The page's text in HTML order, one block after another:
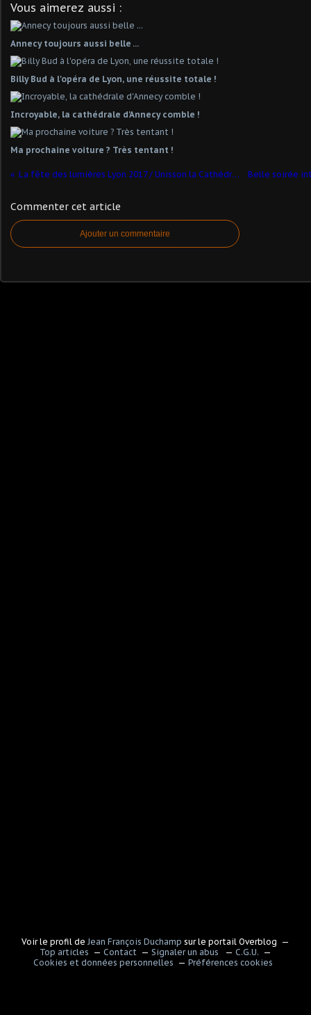
Vous aimerez aussi :
Annecy toujours aussi belle ...
Billy Bud à l'opéra de Lyon, une réussite totale !
Incroyable, la cathédrale d'Annecy comble !
Ma prochaine voiture ? Très tentant !
La fête des lumières Lyon 2017 / Unisson la Cathédrale Saint Jean
Commenter cet article
Ajouter un commentaire
Voir le profil de Jean François Duchamp sur le portail Overblog
Top articles
Contact Signaler un abus
C.G.U.
Cookies et données personnelles
Préférences cookies